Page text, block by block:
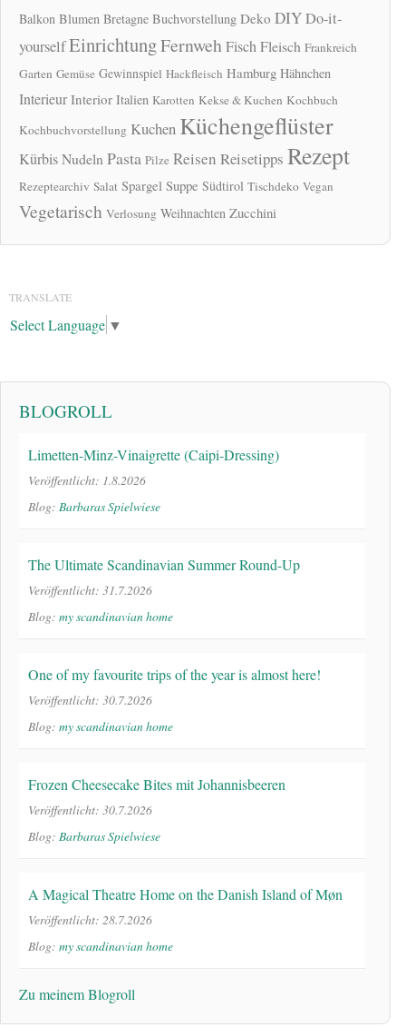
Balkon Blumen Bretagne Buchvorstellung Deko DIYDo-it-
yourselfEinrichtungFernwehFischFleisch Frankreich
Garten Gemüse Gewinnspiel Hackfleisch Hamburg Hähnchen
Interieur Interior Italien Karotten Kekse & Kuchen Kochbuch
Kochbuchvorstellung Kuchen Küchengeflüster
KürbisNudelnPasta Pilze Reisen Reisetipps Rezept
Rezeptearchiv Salat Spargel Suppe Südtirol Tischdeko Vegan
Vegetarisch Verlosung Weihnachten Zucchini
TRANSLATE
Select Language ▼
BLOGROLL
Limetten-Minz-Vinaigrette (Caipi-Dressing)
Veröffentlicht: 1.8.2026
Blog: Barbaras Spielwiese
The Ultimate Scandinavian Summer Round-Up
Veröffentlicht: 31.7.2026
Blog: my scandinavian home
One of my favourite trips of the year is almost here!
Veröffentlicht: 30.7.2026
Blog: my scandinavian home
Frozen Cheesecake Bites mit Johannisbeeren
Veröffentlicht: 30.7.2026
Blog: Barbaras Spielwiese
A Magical Theatre Home on the Danish Island of Møn
Veröffentlicht: 28.7.2026
Blog: my scandinavian home
Zu meinem Blogroll